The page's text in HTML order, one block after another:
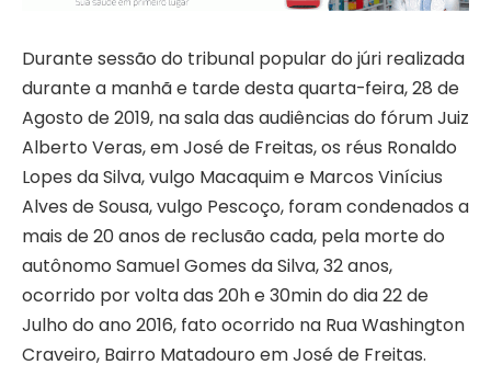
Durante sessão do tribunal popular do júri realizada
durante a manhã e tarde desta quarta-feira, 28 de
Agosto de 2019, na sala das audiências do fórum Juiz
Alberto Veras, em José de Freitas, os réus Ronaldo
Lopes da Silva, vulgo Macaquim e Marcos Vinícius
Alves de Sousa, vulgo Pescoço, foram condenados a
mais de 20 anos de reclusão cada, pela morte do
autônomo Samuel Gomes da Silva, 32 anos,
ocorrido por volta das 20h e 30min do dia 22 de
Julho do ano 2016, fato ocorrido na Rua Washington
Craveiro, Bairro Matadouro em José de Freitas.